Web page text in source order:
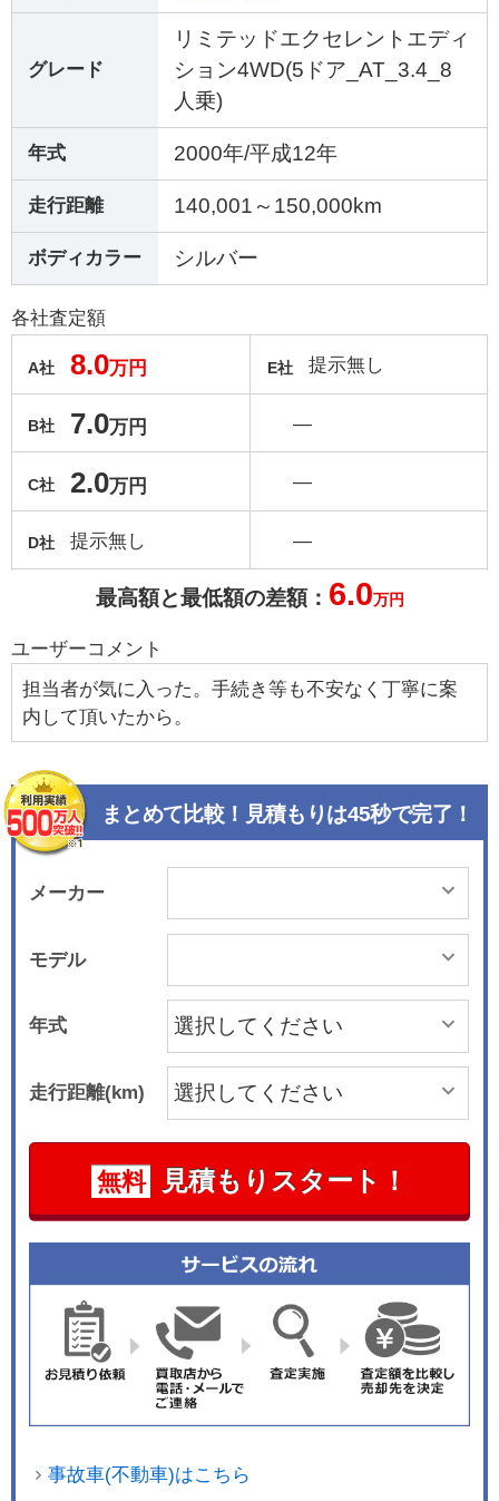
グレード
リミテッドエクセレントエディ
ション4WD(5ドア_AT_3.4_8
人乗)
年式 2000年/平成12年
走行距離 140,001～150,000km
ボディカラー シルバー
各社査定額
A社 8.0万円
B社 7.0万円
C社 2.0万円
D社 提示無し
E社 提示無し
―
―
―
最高額と最低額の差額： 6.0万円
ユーザーコメント
担当者が気に入った。手続き等も不安なく丁寧に案
内して頂いたから。
まとめて比較！見積もりは45秒で完了！
メーカー
モデル
年式
走行距離(km)
無料 見積もりスタート！
事故車(不動車)はこちら